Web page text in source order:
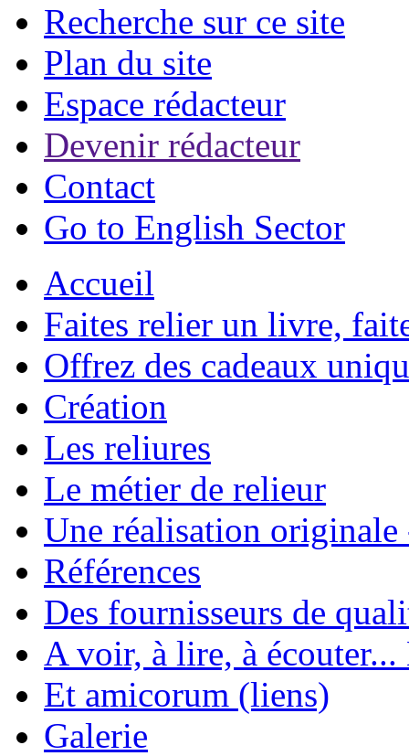
Recherche sur ce site
Plan du site
Espace rédacteur
Devenir rédacteur
Contact
Go to English Sector
Accueil
Faites relier un livre,
Offrez des cadeaux
Création
Les reliures
Le métier de relieur
Une réalisation
Références
Des fournisseurs de
A voir, à lire, à écouter...
Et amicorum (liens)
Galerie